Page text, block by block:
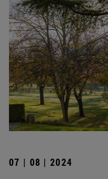
07 | 08 | 2024